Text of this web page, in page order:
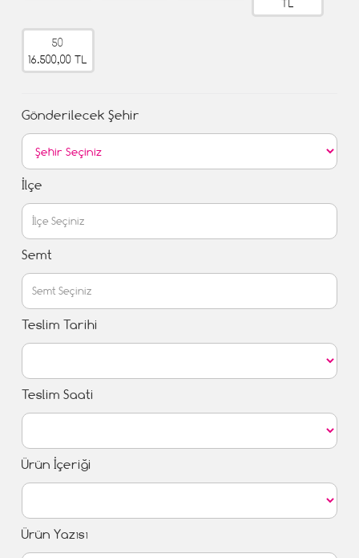
TL
50
16.500,00 TL
Gönderilecek Şehir
İlçe
Semt
Teslim Tarihi
Teslim Saati
Ürün İçeriği
Ürün Yazısı